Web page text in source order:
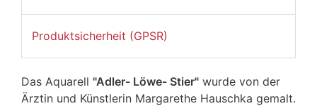
Produktsicherheit (GPSR)
Das Aquarell "Adler- Löwe- Stier" wurde von der
Ärztin und Künstlerin Margarethe Hauschka gemalt.